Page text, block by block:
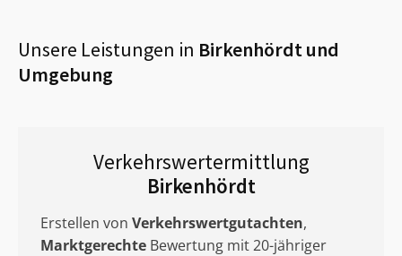
Unsere Leistungen in Birkenhördtund
Umgebung
Verkehrswertermittlung
Birkenhördt
Erstellen von Verkehrswertgutachten,
Marktgerechte Bewertung mit 20-jähriger